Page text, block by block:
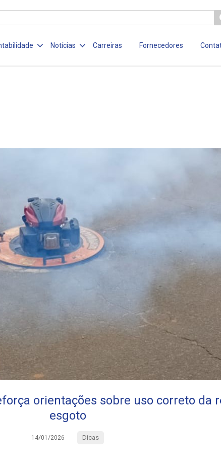
Notícias Carreiras Fornecedores
orientações sobre uso correto da
esgoto
14/01/2026 Dicas